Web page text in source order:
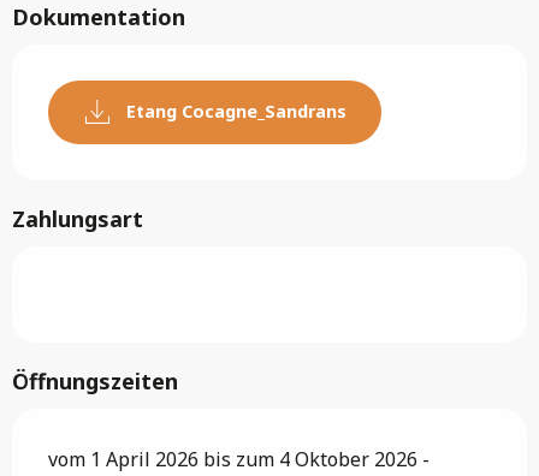
Dokumentation
Etang Cocagne_Sandrans
Zahlungsart
Öffnungszeiten
vom 1 April 2026 bis zum 4 Oktober 2026 -